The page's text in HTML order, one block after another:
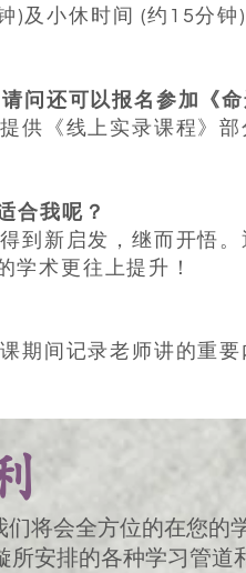
)及小休时间 (约15分钟
问还可以报名参加《命
供《线上实录课程》
合我呢？
到新启发，继而开悟
学术更往上提升！
期间记录老师讲的重要
将会全方位的在您的
安排的各种学习管道